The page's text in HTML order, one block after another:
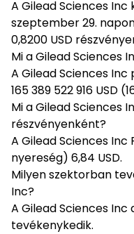
A Gilead Sciences
szeptember 29.
0,8200 USD
Mi a Gilead Sciences
A Gilead Sciences
165 389 522 916 USD
Mi a Gilead Sciences
részvényenként?
A Gilead Sciences
nyereség) 6,84 USD.
Milyen szektorban
Inc?
A Gilead Sciences
tevékenykedik.